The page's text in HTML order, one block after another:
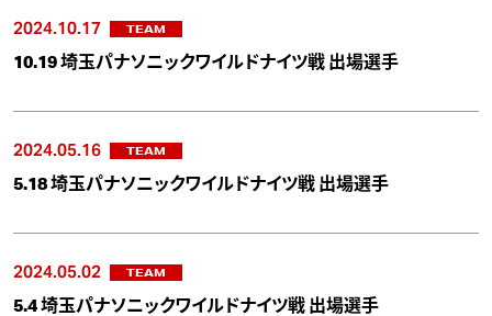
2024.10.17 TEAM
10.19 埼玉パナソニックワイルドナイツ戦 出場選手
2024.05.16 TEAM
5.18 埼玉パナソニックワイルドナイツ戦 出場選手
2024.05.02 TEAM
5.4 埼玉パナソニックワイルドナイツ戦 出場選手